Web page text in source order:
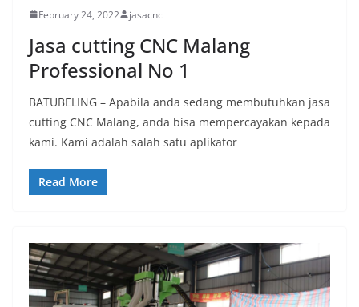
February 24, 2022 jasacnc
Jasa cutting CNC Malang
Professional No 1
BATUBELING – Apabila anda sedang membutuhkan jasa
cutting CNC Malang, anda bisa mempercayakan kepada
kami. Kami adalah salah satu aplikator
Read More